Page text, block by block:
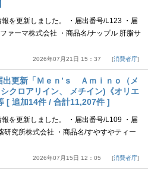
を更新しました。 ・届出番号/L123 ・届
ァーマ株式会社 ・商品名/ナップル 肝脂サ
2026年07月21日 15：37 消費者庁
更新「Ｍｅｎ’ｓ Ａｍｉｎｏ（メ
クロアリイン、 メチイン)《オリエ
[ 追加14件 / 合計11,207件 ]
を更新しました。 ・届出番号/L109 ・届
究所株式会社 ・商品名/すやすやティー
2026年07月15日 12：05 消費者庁